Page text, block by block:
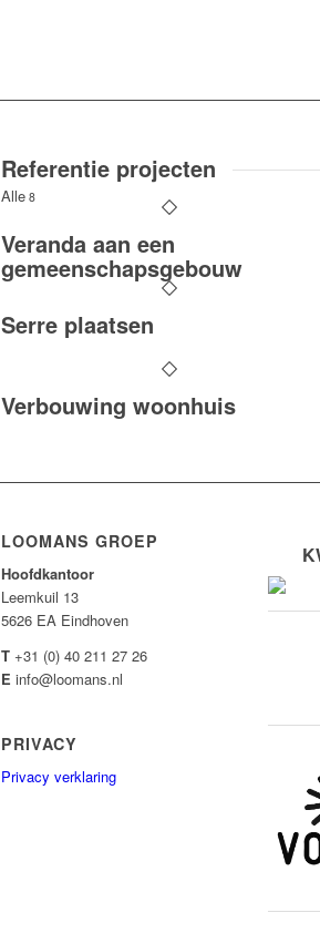
Referentie projecten
Alle 8
Veranda aan een
gemeenschapsgebouw
Serre plaatsen
Verbouwing woonhuis
LOOMANS GROEP
Hoofdkantoor
Leemkuil 13
5626 EA Eindhoven
T +31 (0) 40 211 27 26
E info@loomans.nl
PRIVACY
Privacy verklaring